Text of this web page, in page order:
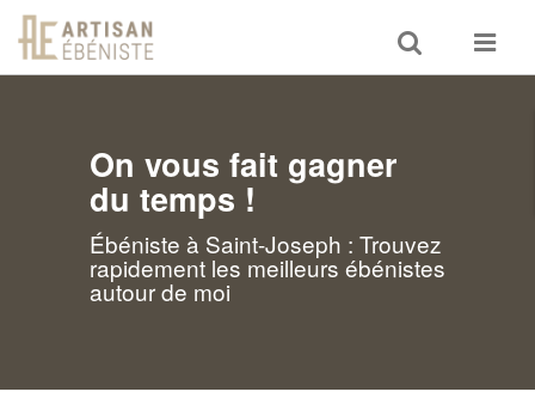
Toggle
search
Toggle
On vous fait gagner
du temps !
Ébéniste à Saint-Joseph : Trouvez
rapidement les meilleurs ébénistes
autour de moi